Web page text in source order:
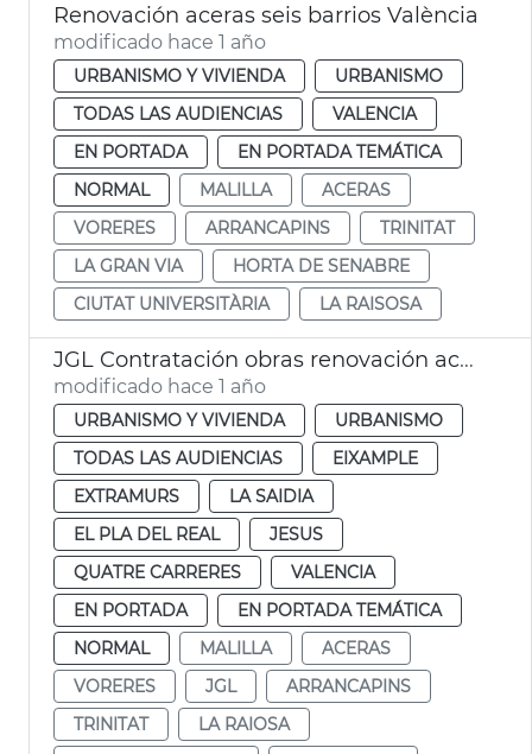
Renovación aceras seis barrios València
modificado hace 1 año
URBANISMO Y VIVIENDA
URBANISMO
TODAS LAS AUDIENCIAS
VALENCIA
EN PORTADA
EN PORTADA TEMÁTICA
NORMAL
MALILLA
ACERAS
VORERES
ARRANCAPINS
TRINITAT
LA GRAN VIA
HORTA DE SENABRE
CIUTAT UNIVERSITÀRIA
LA RAISOSA
JGL Contratación obras renovación aceras València
modificado hace 1 año
URBANISMO Y VIVIENDA
URBANISMO
TODAS LAS AUDIENCIAS
EIXAMPLE
EXTRAMURS
LA SAIDIA
EL PLA DEL REAL
JESUS
QUATRE CARRERES
VALENCIA
EN PORTADA
EN PORTADA TEMÁTICA
NORMAL
MALILLA
ACERAS
VORERES
JGL
ARRANCAPINS
TRINITAT
LA RAIOSA